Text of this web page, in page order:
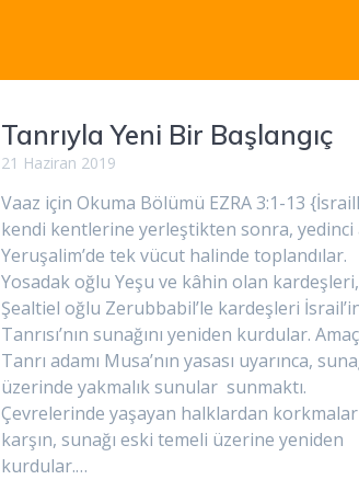
Tanrıyla Yeni Bir Başlangıç
21 Haziran 2019
Vaaz için Okuma Bölümü EZRA 3:1-13
kendi kentlerine yerleştikten sonra, yedinci
Yeruşalim’de tek vücut halinde toplandılar.
Yosadak oğlu Yeşu ve kâhin olan kardeşleri,
Şealtiel oğlu Zerubbabil’le kardeşleri
Tanrısı’nın sunağını yeniden kurdular.
Tanrı adamı Musa’nın yasası uyarınca,
üzerinde yakmalık sunular sunmaktı.
Çevrelerinde yaşayan halklardan
karşın, sunağı eski temeli üzerine yeniden
kurdular.…